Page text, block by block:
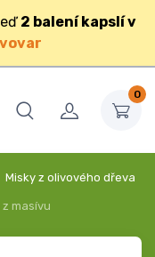
2 balení kapslí v
0
Misky z olivového dřeva
masívu